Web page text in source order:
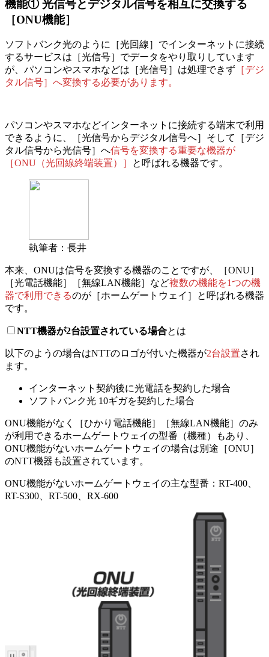
機能①光信号とデジタル信号を相互に交換する
［ONU機能］
ソフトバンク光のように［光回線］でインターネットに接続
するサービスは ［光信号］でデータをやり取りしています
が、 パソコンやスマホなどは［光信号］は処理できず ［デジ
タル信号］へ変換する必要があります。
パソコンやスマホなどインターネットに接続する端末で利用
できるように、
［光信号からデジタル信号へ］そして［デジ
タル信号から光信号］へ信号を変換する重要な機器が
［ONU（光回線終端装置）］
と呼ばれる機器です。
執筆者：長井
本来、ONUは信号を変換する機器のことですが、［ONU］
［光電話機能］［無線LAN機能］など複数の機能を1つの機
器で利用できるのが［ホームゲートウェイ］と呼ばれる機器
です。
NTT機器が2台設置されている場合とは
以下のようの場合はNTTのロゴが付いた機器が2台設置され
ます。
インターネット契約後に光電話を契約した場合
ソフトバンク光 10ギガを契約した場合
ONU機能がなく［ひかり電話機能］［無線LAN機能］のみ
が利用できるホームゲートウェイの型番（機種）もあり、
ONU機能がないホームゲートウェイの場合は別途［ONU］
のNTT機器も設置されています。
ONU機能がないホームゲートウェイの主な型番：RT-400、
RT-S300、RT-500、RX-600